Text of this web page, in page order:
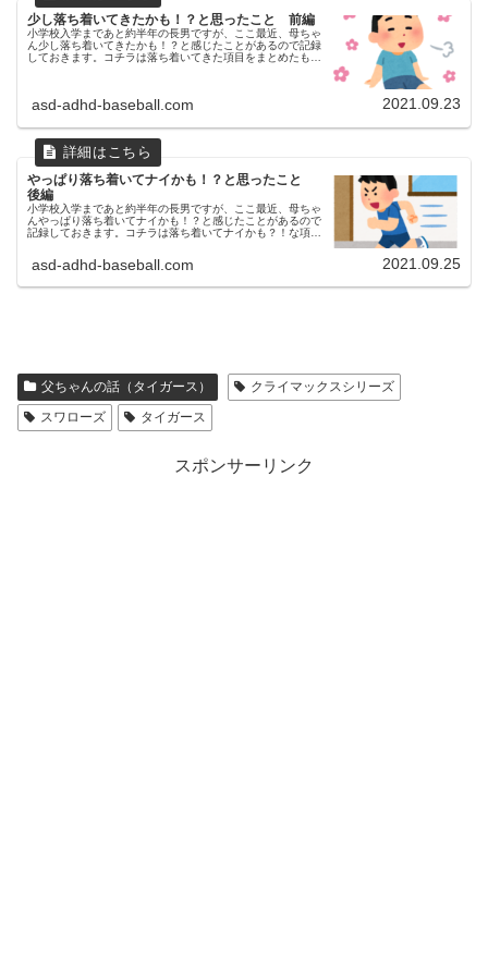
少し落ち着いてきたかも！？と思ったこと 前編
小学校入学まであと約半年の長男ですが、ここ最近、母ちゃ
ん少し落ち着いてきたかも！？と感じたことがあるので記録
しておきます。コチラは落ち着いてきた項目をまとめたもの
asd-adhd-baseball.com 2021.09.23
やっぱり落ち着いてナイかも！？と思ったこと
後編
小学校入学まであと約半年の長男ですが、ここ最近、母ちゃ
んやっぱり落ち着いてナイかも！？と感じたことがあるので
記録しておきます。コチラは落ち着いてナイかも？！な項目
asd-adhd-baseball.com 2021.09.25
父ちゃんの話（タイガース）
クライマックスシリーズ
スワローズ
タイガース
スポンサーリンク